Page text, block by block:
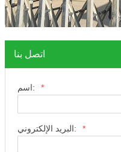
اتصل بنا
اسم: *
البريد الإلكتروني: *